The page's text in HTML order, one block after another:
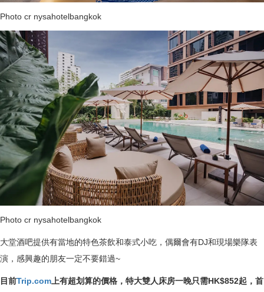
Photo cr nysahotelbangkok
Photo cr nysahotelbangkok
大堂酒吧提供有當地的特色茶飲和泰式小吃，偶爾會有DJ和現場樂隊表
演，感興趣的朋友一定不要錯過~
目前Trip.com 上有超划算的價格，特大雙人床房一晚只需HK$852起，首